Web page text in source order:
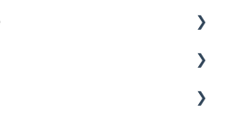
| Assist
| Einfache Sprache
Sprache
| Einfache Sprache
| Translate
| Audit